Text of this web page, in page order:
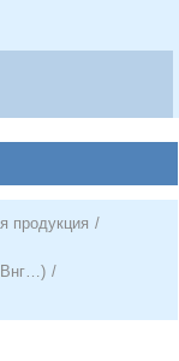
продукция /
/